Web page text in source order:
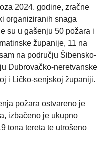
2024. godine, zračne
organiziranih snaga
su u gašenju 50 požara i
županije, 11 na
na području Šibensko-
Dubrovačko-neretvanske
i Ličko-senjskoj županiji.
požara ostvareno je
izbačeno je ukupno
tona tereta te utrošeno